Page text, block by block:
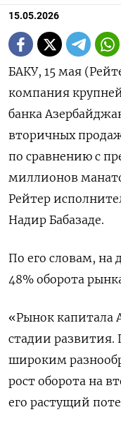
15.05.2026
БАКУ, 15 мая
компания
банка
вторичных
по ‌сравнению с
миллионов
Рейтер
Надир Бабазаде.
По его словам, на
48% ​оборота
«Рынок капитала
стадии развития.
широким
рост ‌оборота на
‌его растущий